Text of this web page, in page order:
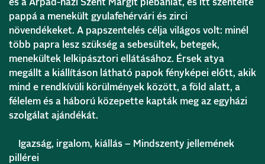
és a Árpád-házi Szent Margit plébániát, és itt szentelte
pappá a menekült gyulafehérvári és zirci
növendékeket. A papszentelés célja világos volt: minél
több papra lesz szükség a sebesültek, betegek,
menekültek lelkipásztori ellátásához. Érsek atya
megállt a kiállításon látható papok fényképei előtt, akik
mind e rendkívüli körülmények között, a föld alatt, a
félelem és a háború közepette kapták meg az egyházi
szolgálat ajándékát.
Igazság, irgalom, kiállás – Mindszenty jellemének
pillérei